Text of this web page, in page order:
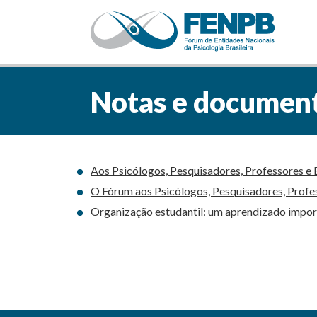
Notas e
Aos Psicólogos, Pesquisadores, Professores
O Fórum aos Psicólogos, Pesquisadores,
Organização estudantil: um aprendizado